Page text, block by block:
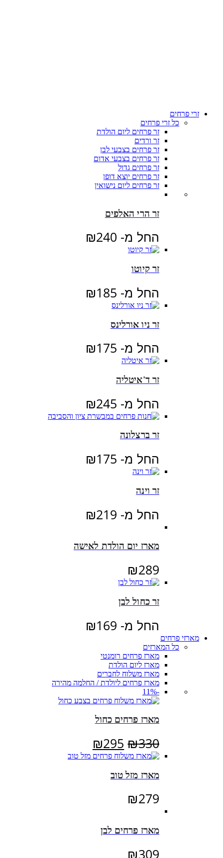
זרי פרחים
כל זרי פרחים
זר פרחים ליום הולדת
זר ורדים
זר פרחים בצבעי לבן
זר פרחים בצבעי אדום
זר פרחים גדול
זר פרחים יוצא דופן
זר פרחים ליום נישואין
זר הרי האלפים
החל מ- ₪240
זר קיוטו
החל מ- ₪185
זר ניו אורלינס
החל מ- ₪175
זר ד'איטליה
החל מ- ₪245
זר ברצלונה
החל מ- ₪175
זר וינה
החל מ- ₪219
מארז יום הולדת לאישה
₪289
זר כחול לבן
החל מ- ₪169
מארזי פרחים
כל המארזים
מארז פרחים רומנטי
מארז ליום הולדת
מארז משלוח לחברים
מארז פרחים ליולדת / החלמה מהירה
-11%
מארז פרחים כחול
₪330
המחיר
המקורי
היה:
₪295
הנוכחי
מארז מזל טוב
₪279
מארז פרחים לבן
₪309